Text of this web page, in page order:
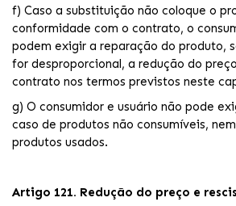
f) Caso a substituição não coloque o
conformidade com o contrato, o
podem exigir a reparação do produto,
for desproporcional, a redução do
contrato nos termos previstos neste
g) O consumidor e usuário não pode
caso de produtos não consumíveis,
produtos usados.
Artigo 121. Redução do preço e